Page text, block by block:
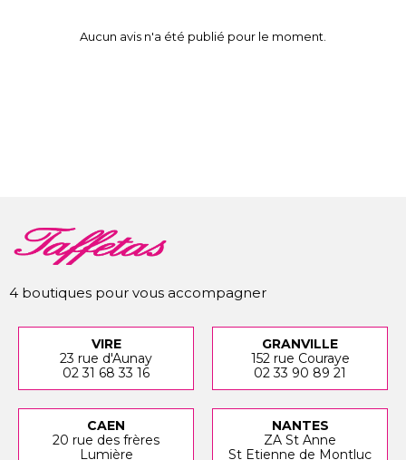
Aucun avis n'a été publié pour le moment.
4 boutiques pour vous accompagner
VIRE
23 rue d'Aunay
02 31 68 33 16
GRANVILLE
152 rue Couraye
02 33 90 89 21
CAEN
20 rue des frères
Lumière
NANTES
ZA St Anne
St Etienne de Montluc